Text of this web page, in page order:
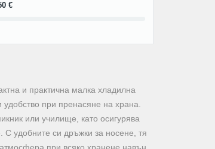
€
и практична малка хладилна
при пренасяне на храна.
или училище, като осигурява
С удобните си дръжки за носене, тя